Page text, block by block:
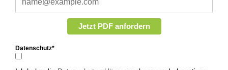
Jetzt PDF anfordern
Datenschutz*